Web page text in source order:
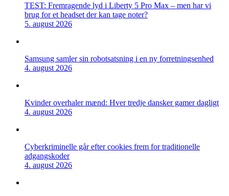
TEST: Fremragende lyd i Liberty 5 Pro Max – men har vi
brug for et headset der kan tage noter?
5. august 2026
Samsung samler sin robotsatsning i en ny forretningsenhed
4. august 2026
Kvinder overhaler mænd: Hver tredje dansker gamer dagligt
4. august 2026
Cyberkriminelle går efter cookies frem for traditionelle
adgangskoder
4. august 2026